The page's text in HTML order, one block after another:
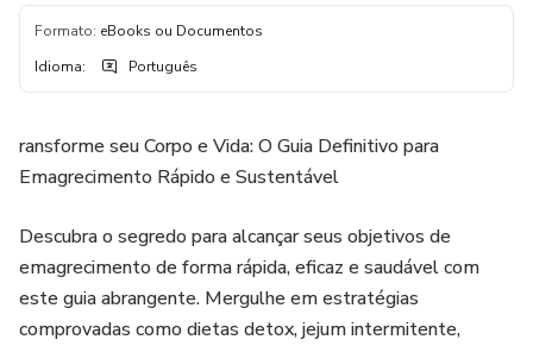
Formato: eBooks ou Documentos
Idioma: Português
ransforme seu Corpo e Vida: O Guia Definitivo para
Emagrecimento Rápido e Sustentável
Descubra o segredo para alcançar seus objetivos de
emagrecimento de forma rápida, eficaz e saudável com
este guia abrangente. Mergulhe em estratégias
comprovadas como dietas detox, jejum intermitente,